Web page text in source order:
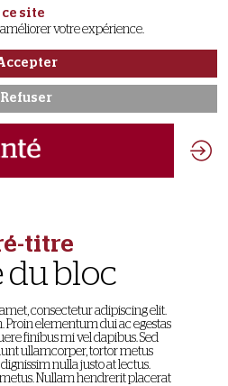
titre
du bloc
consectetur adipiscing elit.
Proin elementum dui ac egestas
finibus mi vel dapibus. Sed
ullamcorper, tortor metus
nulla justo at lectus.
Nullam hendrerit placerat
site
améliorer votre expérience.
Refuser